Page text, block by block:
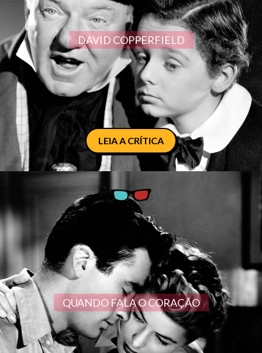
DAVID COPPERFIELD
LEIA A CRÍTICA
QUANDO FALA O CORAÇÃO